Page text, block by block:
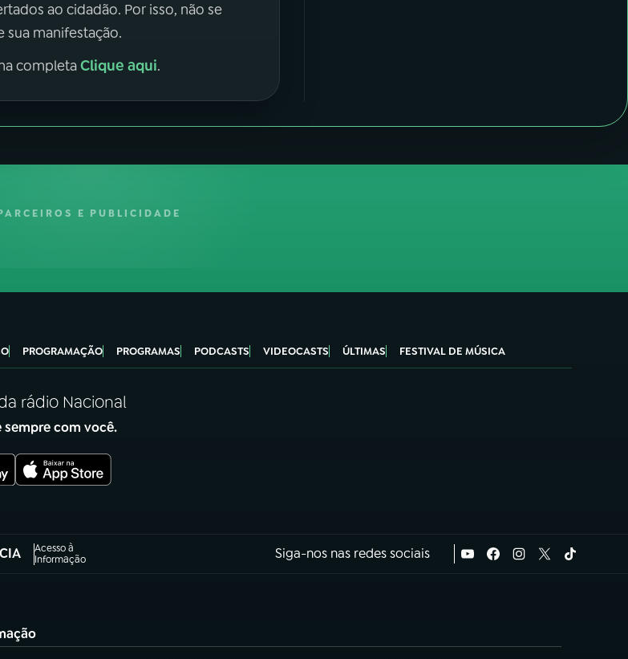
ao cidadão. Por isso, não se
sua manifestação.
completaClique aqui.
E PUBLICIDADE
PROGRAMAÇÃO PROGRAMAS PODCASTS VIDEOCASTS ÚLTIMAS FESTIVAL DE MÚSICA
rádio Nacional
sempre com você.
Acesso à
Informação
Siga-nos nas redes sociais